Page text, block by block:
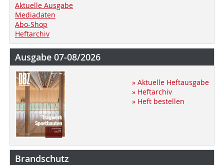
Aktuelle Ausgabe
Mediadaten
Abo-Shop
Heftarchiv
Ausgabe 07-08/2026
» Aktuelle Heftausgabe
» Heftarchiv
» Heft bestellen
Brandschutz